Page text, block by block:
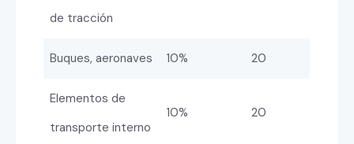
de tracción
Buques, aeronaves 10% 20
Elementos de
transporte interno
10% 20